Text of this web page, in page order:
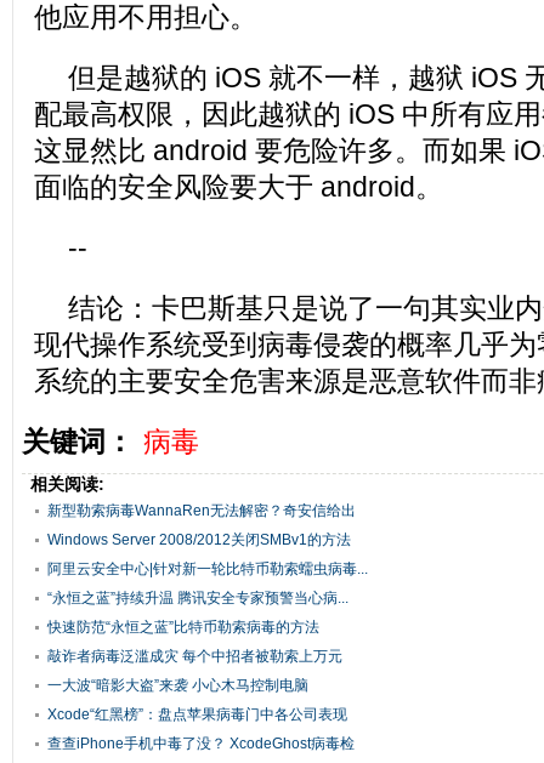
他应用不用担心。
但是越狱的 iOS 就不一样，越狱 iOS
配最高权限，因此越狱的 iOS 中所有应
这显然比 android 要危险许多。而如果
面临的安全风险要大于 android。
--
结论：卡巴斯基只是说了一句其实业
现代操作系统受到病毒侵袭的概率几乎
系统的主要安全危害来源是恶意软件而
关键词：
病毒
相关阅读:
新型勒索病毒WannaRen无法解密？奇安信给出
六...
Windows Server 2008/2012关闭SMBv1的方法
阿里云安全中心|针对新一轮比特币勒索蠕虫病毒...
“永恒之蓝”持续升温 腾讯安全专家预警当心病...
快速防范“永恒之蓝”比特币勒索病毒的方法
敲诈者病毒泛滥成灾 每个中招者被勒索上万元
一大波“暗影大盗”来袭 小心木马控制电脑
Xcode“红黑榜”：盘点苹果病毒门中各公司表现
查查iPhone手机中毒了没？ XcodeGhost病毒检